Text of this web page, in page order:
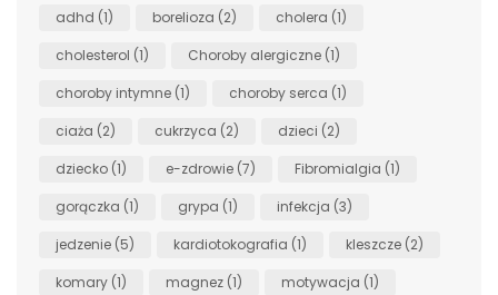
adhd (1) borelioza (2) cholera (1)
cholesterol (1) Choroby alergiczne (1)
choroby intymne (1) choroby serca (1)
ciaża (2) cukrzyca (2) dzieci (2)
dziecko (1) e-zdrowie (7) Fibromialgia (1)
gorączka (1) grypa (1) infekcja (3)
jedzenie (5) kardiotokografia (1) kleszcze (2)
komary (1) magnez (1) motywacja (1)